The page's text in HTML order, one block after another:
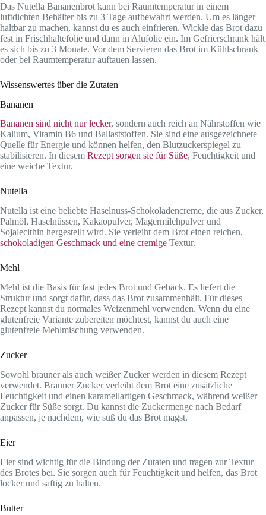
Das Nutella Bananenbrot kann bei Raumtemperatur in einem
luftdichten Behälter bis zu 3 Tage aufbewahrt werden. Um es länger
haltbar zu machen, kannst du es auch einfrieren. Wickle das Brot dazu
fest in Frischhaltefolie und dann in Alufolie ein. Im Gefrierschrank hält
es sich bis zu 3 Monate. Vor dem Servieren das Brot im Kühlschrank
oder bei Raumtemperatur auftauen lassen.
Wissenswertes über die Zutaten
Bananen
Bananen sind nicht nur lecker, sondern auch reich an Nährstoffen wie
Kalium, Vitamin B6 und Ballaststoffen. Sie sind eine ausgezeichnete
Quelle für Energie und können helfen, den Blutzuckerspiegel zu
stabilisieren. In diesem Rezept sorgen sie für Süße, Feuchtigkeit und
eine weiche Textur.
Nutella
Nutella ist eine beliebte Haselnuss-Schokoladencreme, die aus Zucker,
Palmöl, Haselnüssen, Kakaopulver, Magermilchpulver und
Sojalecithin hergestellt wird. Sie verleiht dem Brot einen reichen,
schokoladigen Geschmack und eine cremige Textur.
Mehl
Mehl ist die Basis für fast jedes Brot und Gebäck. Es liefert die
Struktur und sorgt dafür, dass das Brot zusammenhält. Für dieses
Rezept kannst du normales Weizenmehl verwenden. Wenn du eine
glutenfreie Variante zubereiten möchtest, kannst du auch eine
glutenfreie Mehlmischung verwenden.
Zucker
Sowohl brauner als auch weißer Zucker werden in diesem Rezept
verwendet. Brauner Zucker verleiht dem Brot eine zusätzliche
Feuchtigkeit und einen karamellartigen Geschmack, während weißer
Zucker für Süße sorgt. Du kannst die Zuckermenge nach Bedarf
anpassen, je nachdem, wie süß du das Brot magst.
Eier
Eier sind wichtig für die Bindung der Zutaten und tragen zur Textur
des Brotes bei. Sie sorgen auch für Feuchtigkeit und helfen, das Brot
locker und saftig zu halten.
Butter